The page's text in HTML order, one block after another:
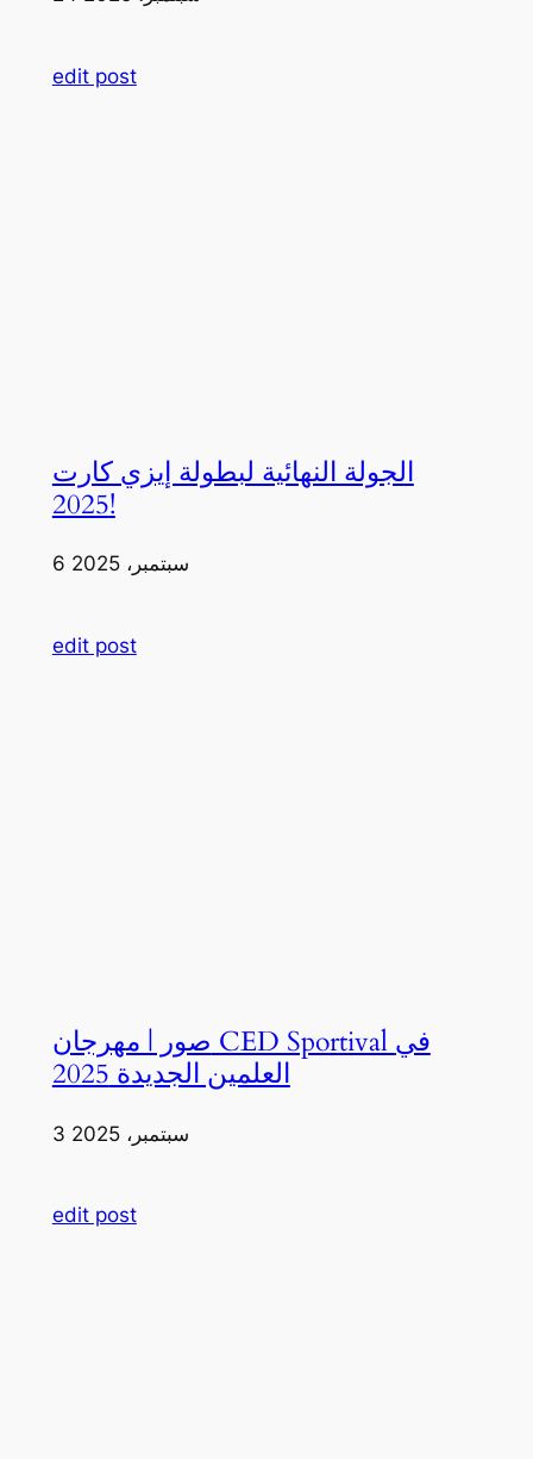
edit post
الجولة النهائية لبطولة إيزي كارت
2025!
6 سبتمبر، 2025
edit post
صور | مهرجان CED Sportival في
العلمين الجديدة 2025
3 سبتمبر، 2025
edit post